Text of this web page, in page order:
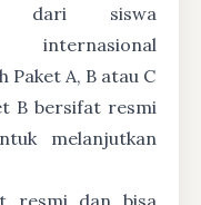
dari siswa
internasional
Paket A, B atau C
B bersifat resmi
melanjutkan
resmi dan bisa